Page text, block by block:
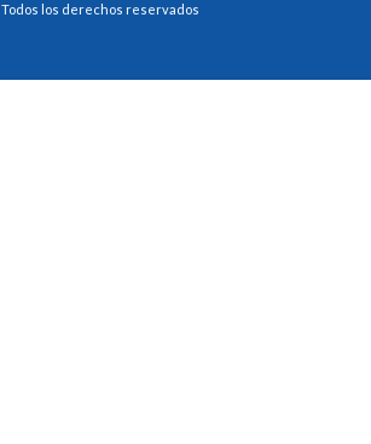
Todos los derechos reservados